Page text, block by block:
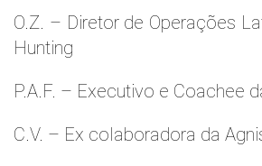
O.Z. – Diretor de Operações
Hunting
P.A.F. – Executivo e Coachee
C.V. – Ex colaboradora da